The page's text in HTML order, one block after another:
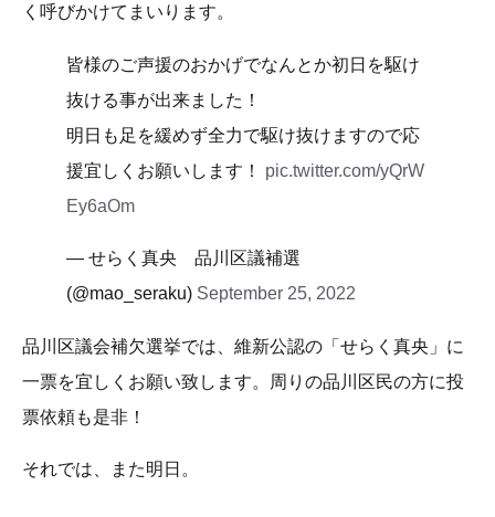
く呼びかけてまいります。
皆様のご声援のおかげでなんとか初日を駆け
抜ける事が出来ました！
明日も足を緩めず全力で駆け抜けますので応
援宜しくお願いします！ pic.twitter.com/yQrW
Ey6aOm
— せらく真央 品川区議補選
(@mao_seraku) September 25, 2022
品川区議会補欠選挙では、維新公認の「せらく真央」に
一票を宜しくお願い致します。周りの品川区民の方に投
票依頼も是非！
それでは、また明日。